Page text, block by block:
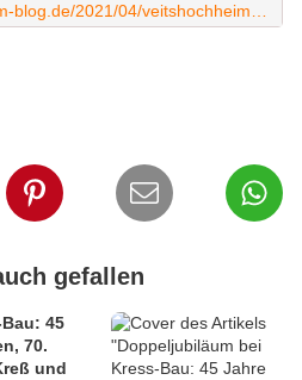
gefallen
45
70.
und